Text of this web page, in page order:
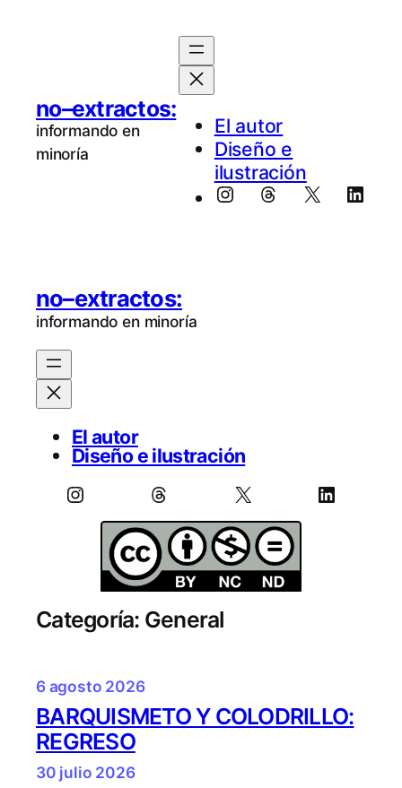
no–extractos:
informando en
minoría
El au­tor
Diseño e
ilustración
Instagram
Threads
X
no–extractos:
informando en minoría
El autor
Diseño e ilustración
Instagram Threads X LinkedIn
Categoría: General
6 agosto 2026
BARQUISMETO Y COLODRILLO:
REGRESO
30 julio 2026